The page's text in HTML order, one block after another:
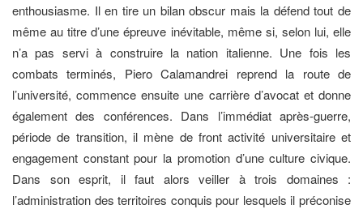
enthousiasme. Il en tire un bilan obscur mais la défend tout de
même au titre d’une épreuve inévitable, même si, selon lui, elle
n’a pas servi à construire la nation italienne. Une fois les
combats terminés, Piero Calamandrei reprend la route de
l’université, commence ensuite une carrière d’avocat et donne
également des conférences. Dans l’immédiat après-guerre,
période de transition, il mène de front activité universitaire et
engagement constant pour la promotion d’une culture civique.
Dans son esprit, il faut alors veiller à trois domaines :
l’administration des territoires conquis pour lesquels il préconise